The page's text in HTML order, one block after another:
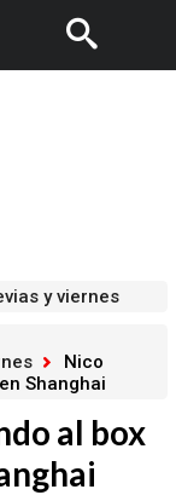
y viernes
Nico
Shanghai
al box